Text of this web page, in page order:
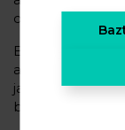
oraindik TRL
Beraz, zink-
airekoen
jasangarria eta
biltegiratzeko.